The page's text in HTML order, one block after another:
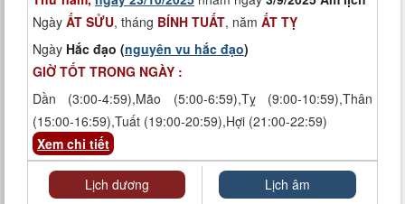
Ngày ẤT SỬU, tháng BÍNH TUẤT, năm ẤT TỴ
Ngày Hắc đạo (nguyên vu hắc đạo)
GIỜ TỐT TRONG NGÀY :
Dần (3:00-4:59),Mão (5:00-6:59),Tỵ (9:00-10:59),Thân
(15:00-16:59),Tuất (19:00-20:59),Hợi (21:00-22:59)
Xem chi tiết
Lịch dương Lịch âm